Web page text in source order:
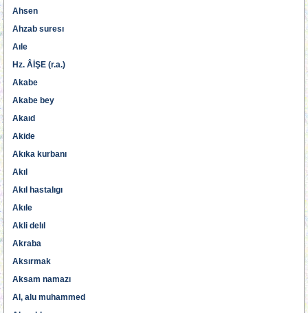
Ahsen
Ahzab suresı
Aıle
Hz. ÂİŞE (r.a.)
Akabe
Akabe bey
Akaıd
Akide
Akıka kurbanı
Akıl
Akıl hastalıgı
Akıle
Akli delıl
Akraba
Aksırmak
Aksam namazı
Al, alu muhammed